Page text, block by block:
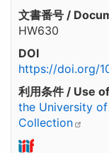
文書番号 /
HW630
DOI
https://doi.org/
利用条件 / Use
the University
Collection